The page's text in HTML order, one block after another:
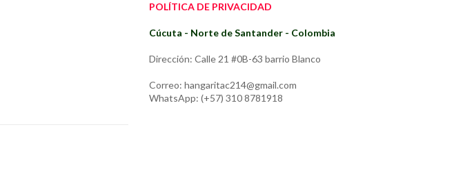
POLÍTICA DE PRIVACIDAD
Cúcuta - Norte de Santander - Colombia
Dirección: Calle 21 #0B-63 barrio Blanco
Correo: hangaritac214@gmail.com
WhatsApp: (+57) 310 8781918